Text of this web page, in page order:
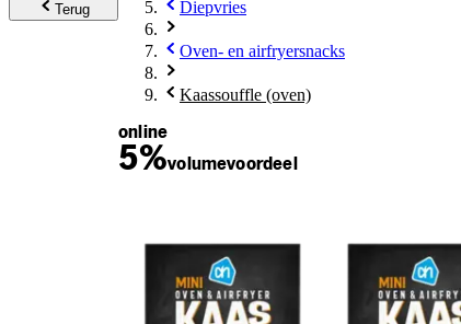
Terug Diepvries
Oven- en airfryersnacks
Kaassouffle (oven)
online
5%volumevoordeel